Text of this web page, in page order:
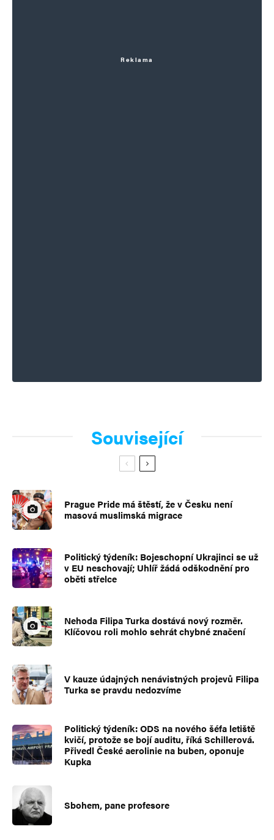
Reklama
Související
Prague Pride má štěstí, že v Česku není
masová muslimská migrace
Politický týdeník: Bojeschopní Ukrajinci se už
v EU neschovají; Uhlíř žádá odškodnění pro
oběti střelce
Nehoda Filipa Turka dostává nový rozměr.
Klíčovou roli mohlo sehrát chybné značení
V kauze údajných nenávistných projevů Filipa
Turka se pravdu nedozvíme
Politický týdeník: ODS na nového šéfa letiště
kvičí, protože se bojí auditu, říká Schillerová.
Přivedl České aerolinie na buben, oponuje
Kupka
Sbohem, pane profesore